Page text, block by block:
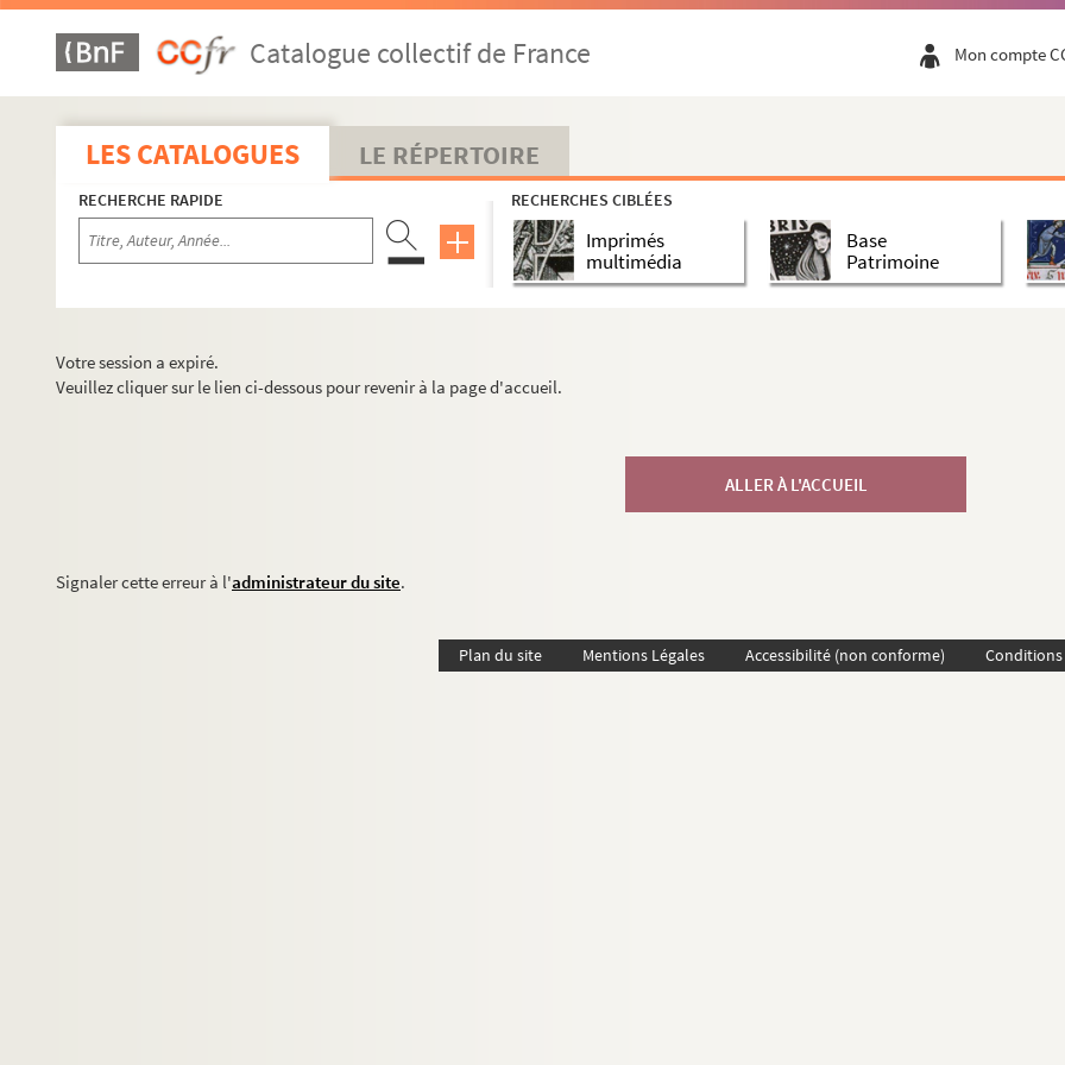
Catalogue collectif de France Mon compte
LES CATALOGUES LE RÉPERTOIRE
RECHERCHE RAPIDE RECHERCHES CIBLÉES
Imprimés
multimédia
Base
Patrimoine
Votre session a expiré.
Veuillez cliquer sur le lien ci-dessous pour revenir à la page d'accueil.
ALLER À L'ACCUEIL
Signaler cette erreur à l'administrateur du site.
Plan du site Mentions Légales Accessibilité (non conforme)